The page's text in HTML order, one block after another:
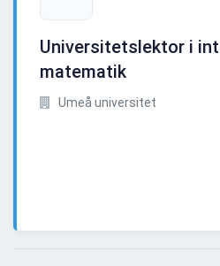
Universitetslektor i
matematik
Umeå universitet